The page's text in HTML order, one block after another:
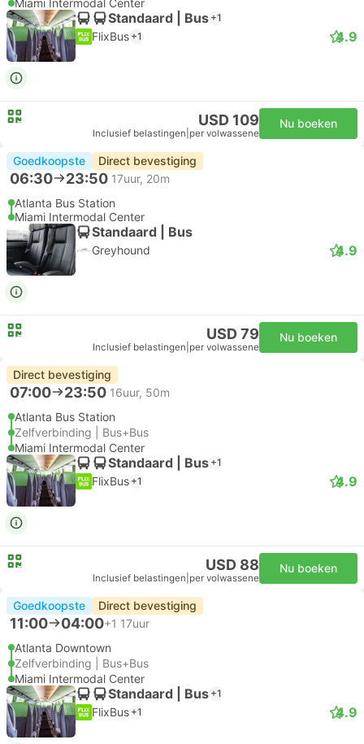
Miami Intermodal Center
Standaard | Bus +1
FlixBus +1 4.9
USD 109
Inclusief belastingen per volwassene
Nu boeken
Goedkoopste Direct bevestiging
06:30 23:50 17uur, 20m
Atlanta Bus Station
Miami Intermodal Center
Standaard | Bus
Greyhound 4.9
USD 79
Inclusief belastingen per volwassene
Nu boeken
Direct bevestiging
07:00 23:50 16uur, 50m
Atlanta Bus Station
Zelfverbinding | Bus+Bus
Miami Intermodal Center
Standaard | Bus +1
FlixBus +1 4.9
USD 88
Inclusief belastingen per volwassene
Nu boeken
Goedkoopste Direct bevestiging
11:00 04:00+1 17uur
Atlanta Downtown
Zelfverbinding | Bus+Bus
Miami Intermodal Center
Standaard | Bus +1
FlixBus +1 4.9